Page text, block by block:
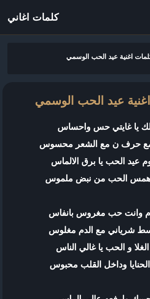
كلمات اغاني
اغنية عيد الحب الوسمي
عيد الحب الوسمي
يا غايتي حس واحساس
حرف ن مع الشعر محسوس
عيد الحب يا برق الالماس
همس الحب من نبض ملموس
وانت حب مغروس بانفاس
شرياني مع الدم مغلوس
الغلا و الحب يا غالي الناس
وداخل القلب محبوس